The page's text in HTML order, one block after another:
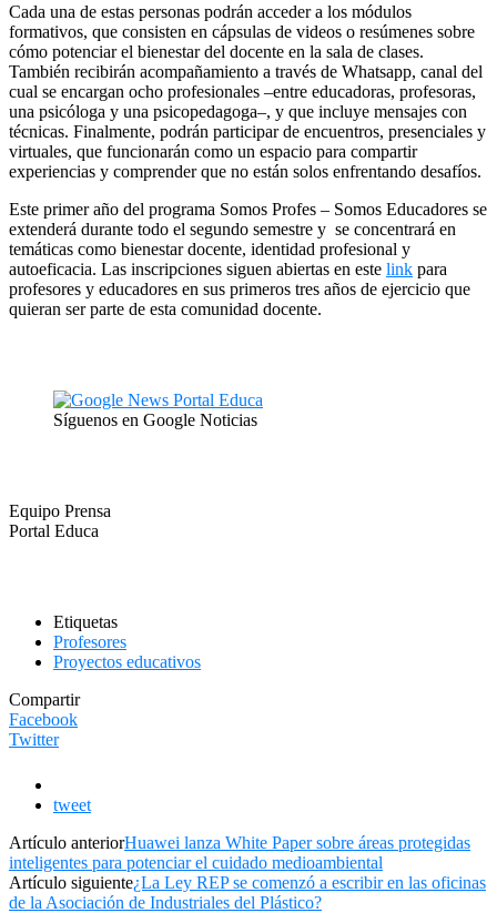
Cada una de estas personas podrán acceder a los módulos
formativos, que consisten en cápsulas de videos o resúmenes sobre
cómo potenciar el bienestar del docente en la sala de clases.
También recibirán acompañamiento a través de Whatsapp, canal del
cual se encargan ocho profesionales –entre educadoras, profesoras,
una psicóloga y una psicopedagoga–, y que incluye mensajes con
técnicas. Finalmente, podrán participar de encuentros, presenciales y
virtuales, que funcionarán como un espacio para compartir
experiencias y comprender que no están solos enfrentando desafíos.
Este primer año del programa Somos Profes – Somos Educadores se
extenderá durante todo el segundo semestre y se concentrará en
temáticas como bienestar docente, identidad profesional y
autoeficacia. Las inscripciones siguen abiertas en este link para
profesores y educadores en sus primeros tres años de ejercicio que
quieran ser parte de esta comunidad docente.
Síguenos en Google Noticias
Equipo Prensa
Portal Educa
Etiquetas
Profesores
Proyectos educativos
Compartir
Facebook
Twitter
tweet
Artículo anteriorHuawei lanza White Paper sobre áreas protegidas
inteligentes para potenciar el cuidado medioambiental
Artículo siguiente¿La Ley REP se comenzó a escribir en las oficinas
de la Asociación de Industriales del Plástico?